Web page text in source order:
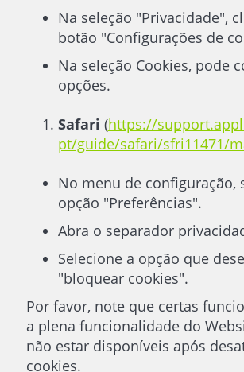
Na seleção "Privacidade",
botão "Configurações de
Na seleção Cookies, pode
opções.
Safari (https://
pt/guide/safari/sfri11471/
No menu de configuração,
opção "Preferências".
Abra o separador
Selecione a opção que
"bloquear cookies".
Por favor, note que certas
a plena funcionalidade do
não estar disponíveis após
cookies.